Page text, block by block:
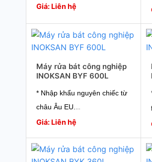
* Hiệu suất hoạt động tối đa
* Vận hành dễ dàng
* Công nghệ hàng đầu từ chuyên
gia
* Bảo hành tận tâm chuyên
nghiệp.
* Giao hàng toàn quốc.
Giá: Liên hệ
Máy rửa bát công nghiệp
INOKSAN BYF 600L
* Nhập khẩu nguyên chiếc từ
châu Âu EU.
* Hiệu suất hoạt động tối đa
* Vận hành dễ dàng
Giá: Liên hệ